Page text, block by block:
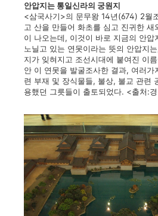
안압지는 통일신라의 궁원지
<삼국사기>의 문무왕 14년(674) 2월
고 산을 만들어 화초를 심고 진귀한 새
이 나오는데, 이것이 바로 지금의 안압
노닐고 있는 연못이라는 뜻의 안압지
지가 잊혀지고 조선시대에 붙여진 이
안 이 연못을 발굴조사한 결과, 여러가
련 부재 및 장식물들, 불상, 불교 관련
용했던 그릇들이 출토되었다. <출처: